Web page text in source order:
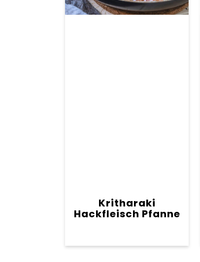
Kritharaki
Hackfleisch Pfanne